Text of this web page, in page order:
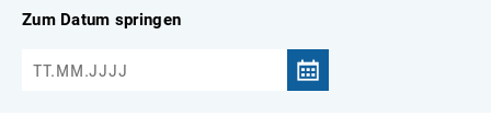
Zum Datum springen